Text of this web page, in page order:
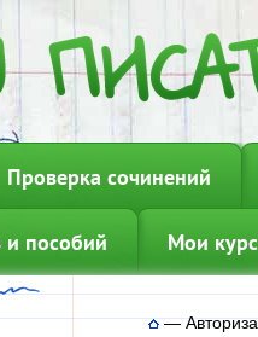
Проверка сочинений
и пособий Мои
—